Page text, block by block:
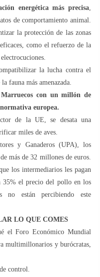
energética más precisa
de comportamiento animal.
la protección de las zonas
como el refuerzo de la
la lucha contra el
fauna más amenazada.
con un millón de
europea.
de la UE, se desata una
miles de aves.
y Ganaderos (UPA), los
más de 32 millones de euros.
los intermediarios les pagan
35% el precio del pollo en los
no están percibiendo este
LO QUE COMES
el Foro Económico Mundial
multimillonarios y burócratas,
control.